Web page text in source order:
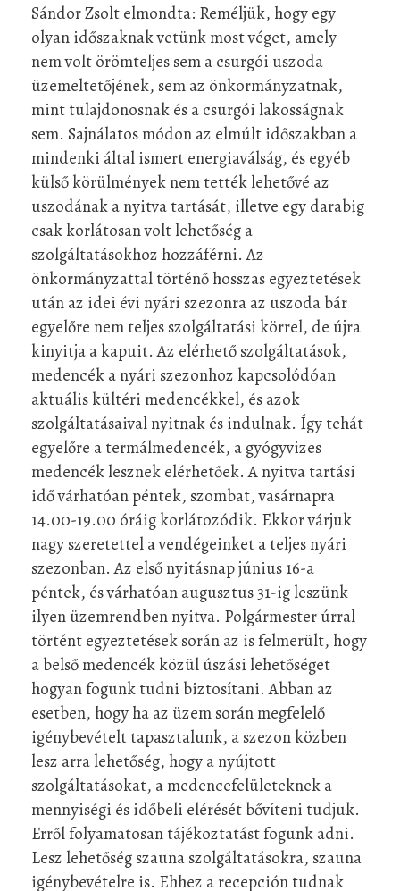
Sándor Zsolt elmondta: Reméljük, hogy egy
olyan időszaknak vetünk most véget, amely
nem volt örömteljes sem a csurgói uszoda
üzemeltetőjének, sem az önkormányzatnak,
mint tulajdonosnak és a csurgói lakosságnak
sem. Sajnálatos módon az elmúlt időszakban a
mindenki által ismert energiaválság, és egyéb
külső körülmények nem tették lehetővé az
uszodának a nyitva tartását, illetve egy darabig
csak korlátosan volt lehetőség a
szolgáltatásokhoz hozzáférni. Az
önkormányzattal történő hosszas egyeztetések
után az idei évi nyári szezonra az uszoda bár
egyelőre nem teljes szolgáltatási körrel, de újra
kinyitja a kapuit. Az elérhető szolgáltatások,
medencék a nyári szezonhoz kapcsolódóan
aktuális kültéri medencékkel, és azok
szolgáltatásaival nyitnak és indulnak. Így tehát
egyelőre a termálmedencék, a gyógyvizes
medencék lesznek elérhetőek. A nyitva tartási
idő várhatóan péntek, szombat, vasárnapra
14.00-19.00 óráig korlátozódik. Ekkor várjuk
nagy szeretettel a vendégeinket a teljes nyári
szezonban. Az első nyitásnap június 16-a
péntek, és várhatóan augusztus 31-ig leszünk
ilyen üzemrendben nyitva. Polgármester úrral
történt egyeztetések során az is felmerült, hogy
a belső medencék közül úszási lehetőséget
hogyan fogunk tudni biztosítani. Abban az
esetben, hogy ha az üzem során megfelelő
igénybevételt tapasztalunk, a szezon közben
lesz arra lehetőség, hogy a nyújtott
szolgáltatásokat, a medencefelületeknek a
mennyiségi és időbeli elérését bővíteni tudjuk.
Erről folyamatosan tájékoztatást fogunk adni.
Lesz lehetőség szauna szolgáltatásokra, szauna
igénybevételre is. Ehhez a recepción tudnak